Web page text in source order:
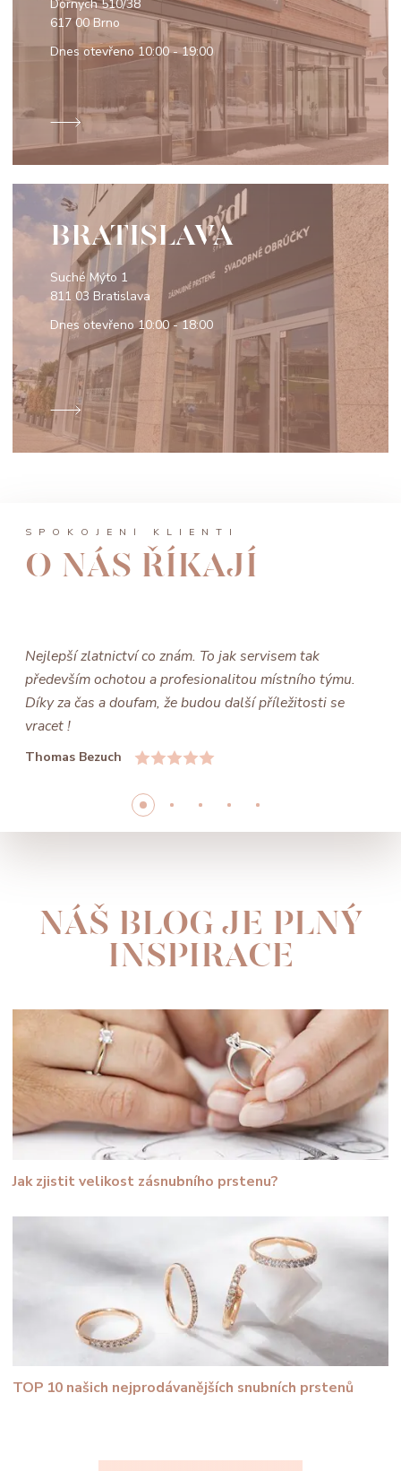
Dornych 510/38
617 00 Brno
Dnes otevřeno 10:00 - 19:00
BRATISLAVA
Suché Mýto 1
811 03 Bratislava
Dnes otevřeno10:00 - 18:00
SPOKOJENÍ KLIENTI
O NÁS ŘÍKAJÍ
Nejlepší zlatnictví co znám. To jak servisem tak
především ochotou a profesionalitou místního týmu.
Díky za čas a doufam, že budou další příležitosti se
vracet !
Thomas Bezuch
NÁŠ BLOG JE PLNÝ
INSPIRACE
Jak zjistit velikost zásnubního prstenu?
TOP 10 našich nejprodávanějších snubních prstenů